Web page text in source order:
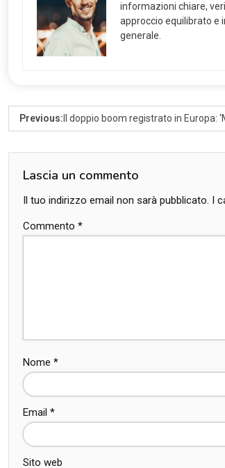
informazioni chiare,
approccio equilibrato e
generale.
Previous: Il doppio boom registrato in Europa:
Lascia un commento
Il tuo indirizzo email non sarà pubblicato. I
Commento *
Nome *
Email *
Sito web